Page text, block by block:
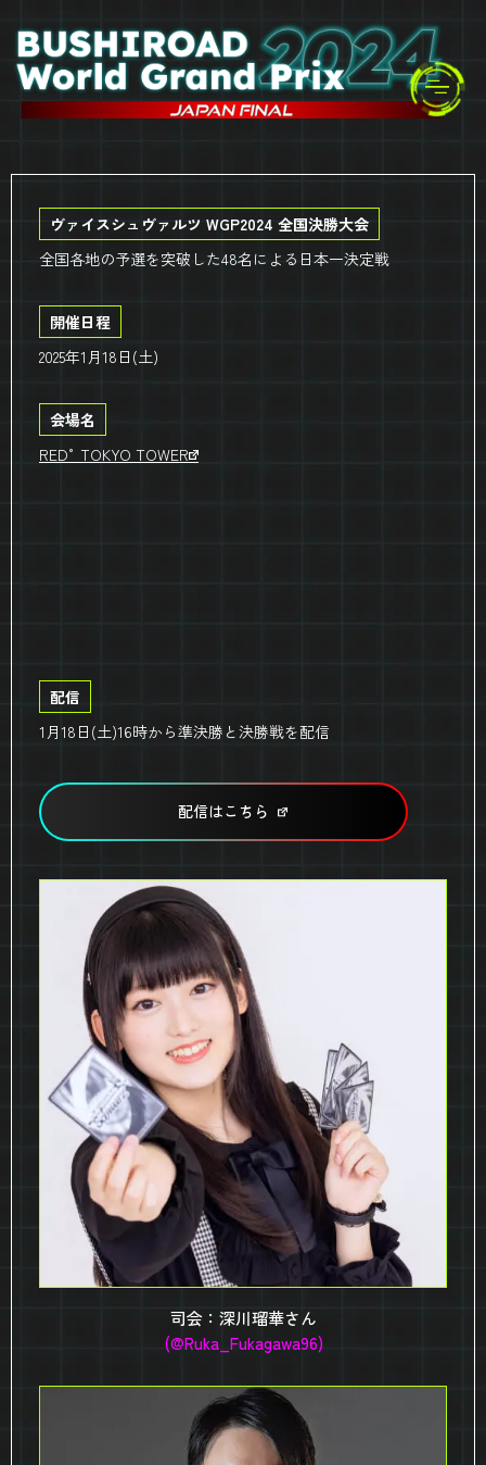
ヴァイスシュヴァルツ WGP2024 全国決勝大会
全国各地の予選を突破した48名による日本一決定戦
開催日程
2025年1月18日(土)
会場名
RED° TOKYO TOWER
配信
1月18日(土)16時から準決勝と決勝戦を配信
配信はこちら
司会：深川瑠華さん
(@Ruka_Fukagawa96)